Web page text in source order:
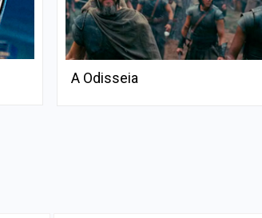
A Odisseia